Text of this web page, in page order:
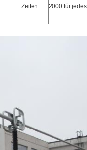
Zeiten 2000 für jedes